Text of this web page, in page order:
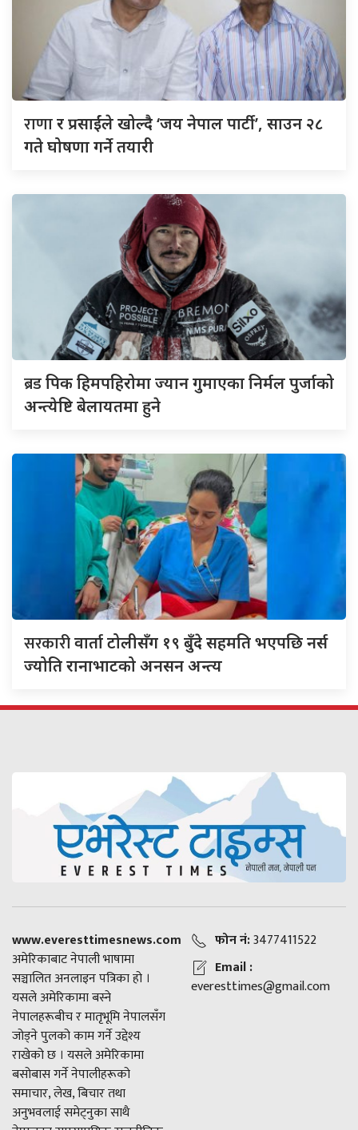
राणार प्रसाईंले खोल्दै ‘जय नेपाल पार्टी’, साउन २८
गते घोषणा गर्ने तयारी
ब्रडपिक हिमपहिरोमा ज्यान गुमाएका निर्मल पुर्जाको
अन्त्येष्टि बेलायतमा हुने
सरकारीवार्ता टोलीसँग १९ बुँदे सहमति भएपछि नर्स
ज्योति रानाभाटको अनसन अन्त्य
www.everesttimesnews.com
अमेरिकाबाट नेपाली भाषामा
सञ्चालित अनलाइन पत्रिका हो ।
यसले अमेरिकामा बस्ने
नेपालहरूबीच र मातृभूमि नेपालसँग
जोड्ने पुलको काम गर्ने उद्देश्य
राखेको छ । यसले अमेरिकामा
बसोबास गर्ने नेपालीहरूको
समाचार, लेख, बिचार तथा
अनुभवलाई समेट्नुका साथै
फोन नं:3477411522
Email :
everesttimes@gmail.com